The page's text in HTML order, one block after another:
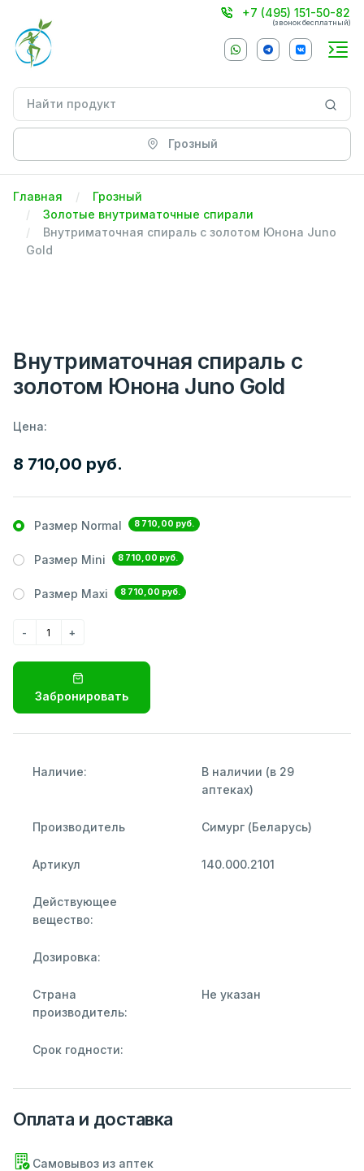
+7 (495) 151-50-82
(звонок бесплатный)
Грозный
Главная
Грозный
Золотые внутриматочные спирали
Внутриматочная спираль с золотом Юнона Juno
Gold
Внутриматочная спираль с
золотом Юнона Juno Gold
Цена:
8 710,00 руб.
Размер Normal 8 710,00 руб.
Размер Mini 8 710,00 руб.
Размер Maxi 8 710,00 руб.
Забронировать
Наличие:
В наличии (в 29
аптеках)
Производитель Симург (Беларусь)
Артикул 140.000.2101
Действующее
вещество:
Дозировка:
Страна
производитель:
Не указан
Срок годности:
Оплата и доставка
Самовывоз из аптек